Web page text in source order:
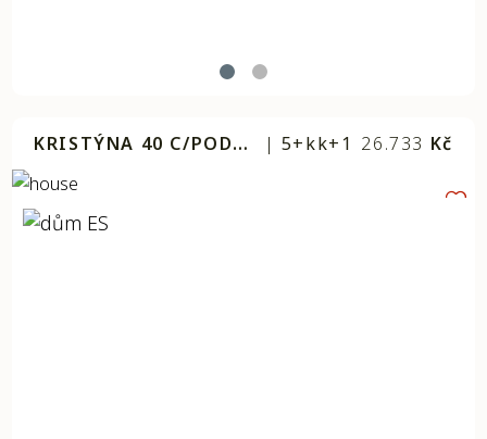
KRISTÝNA 40 C/PODNIKÁNÍ | 5+kk+1 26.733 Kč